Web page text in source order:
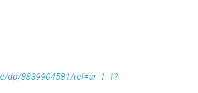
dp/8839904581/ref=sr_1_1?